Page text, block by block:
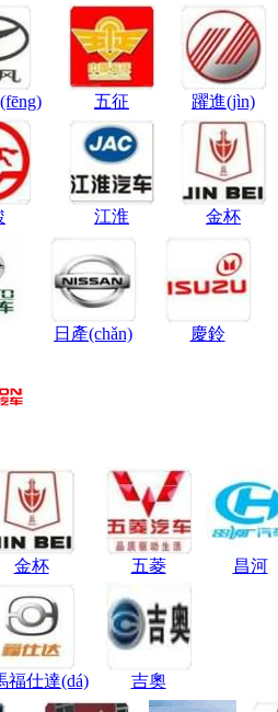
五征 躍進(jìn)
江淮 金杯
日產(chǎn) 慶鈴
金杯 五菱 昌河
福仕達(dá) 吉奧